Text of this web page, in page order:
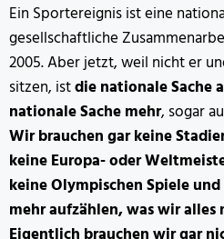
Ein Sportereignis ist eine
gesellschaftliche
2005. Aber jetzt, weil nicht er
sitzen, istdie nationale Sache
nationale Sache mehr, sogar
Wir brauchen gar keine
keine Europa- oder
keine Olympischen Spiele
mehr aufzählen, was wir alles